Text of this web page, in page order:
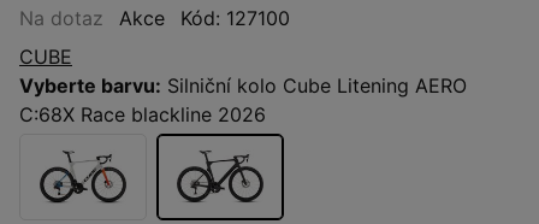
Na dotaz
Akce
Kód: 127100
CUBE
Vyberte barvu: Silniční kolo Cube Litening AERO
C:68X Race blackline 2026